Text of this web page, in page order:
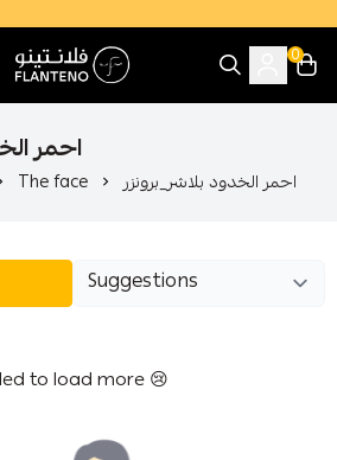
فلانتينو اكبر صالة عرض اقتصادية بالجملة
0
احمر
The face احمر الخدود بلاشر_برونزر
to load more 😢